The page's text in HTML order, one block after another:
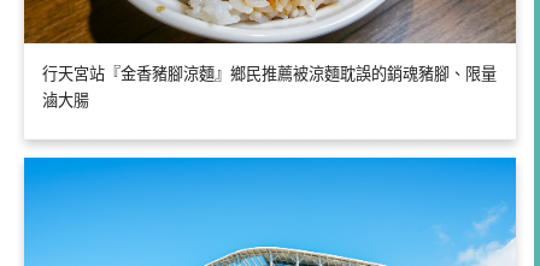
行天宮站『金香豬腳涼麵』鄉民推薦被涼麵耽誤的銷魂豬腳、限量
滷大腸